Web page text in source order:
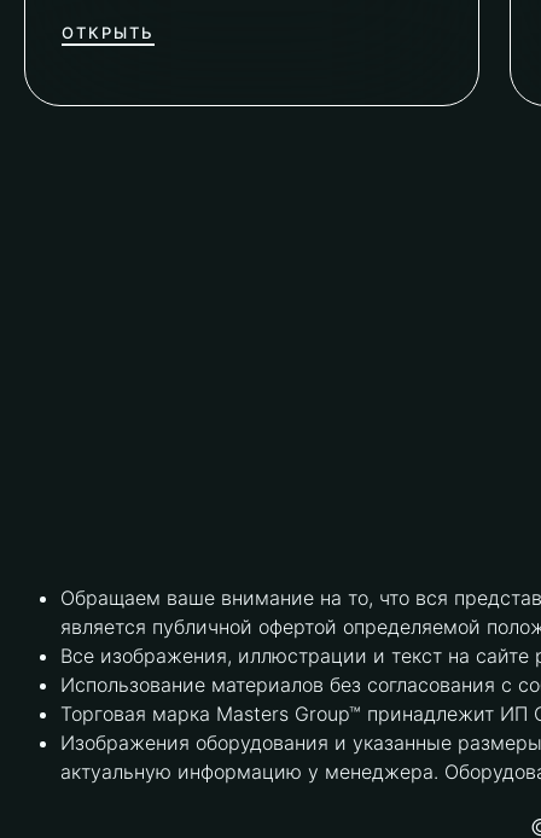
ОТКРЫТЬ
Обращаем ваше внимание на то, что вся
является публичной офертой определяемой
Все изображения, иллюстрации и текст на
Использование материалов без согласования с
Торговая марка Masters Group™ принадлежит ИП
Изображения оборудования и указанные
актуальную информацию у менеджера.